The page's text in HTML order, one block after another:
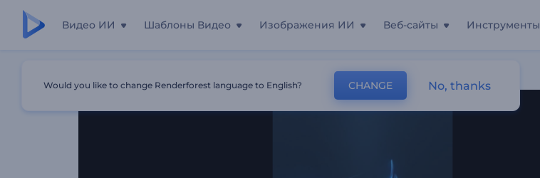
Видео ИИ Шаблоны Видео Изображения ИИ Веб-сайты Инструменты
Раскрытие Логотипа "Светящиеся Слои"
Would you like to change Renderforest language to English? CHANGE No, thanks